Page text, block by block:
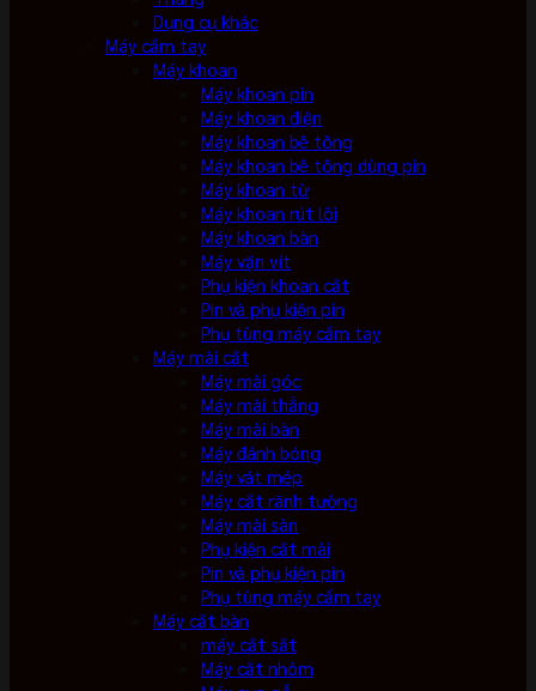
Dụng cụ khác
Máy cầm tay
Máy khoan
Máy khoan pin
Máy khoan điện
Máy khoan bê tông
Máy khoan bê tông dùng pin
Máy khoan từ
Máy khoan rút lõi
Máy khoan bàn
Máy vặn vít
Phụ kiện khoan cắt
Pin và phụ kiện pin
Phụ tùng máy cầm tay
Máy mài cắt
Máy mài góc
Máy mài thẳng
Máy mài bàn
Máy đánh bóng
Máy vát mép
Máy cắt rãnh tường
Máy mài sàn
Phụ kiện cắt mài
Pin và phụ kiện pin
Phụ tùng máy cầm tay
Máy cắt bàn
máy cắt sắt
Máy cắt nhôm